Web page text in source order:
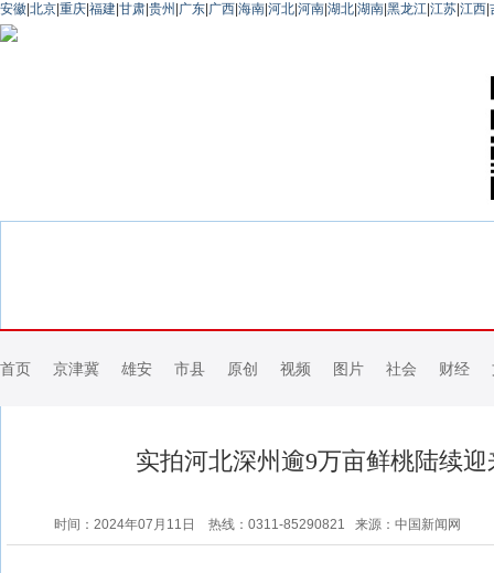
安徽 北京 重庆 福建 甘肃 贵州 广东 广西 海南 河北 河南 湖北 湖南 黑龙江 江苏 江西
首页 京津冀 雄安 市县 原创 视频 图片 社会 财经
实拍河北深州逾9万亩鲜桃陆续
时间：2024年07月11日 热线：0311-85290821 来源：中国新闻网